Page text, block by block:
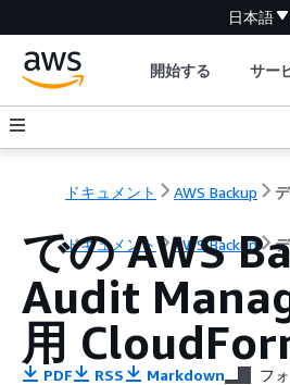
日本語
開始する サー
ドキュメント AWS Backup
ドキュメント AWS Backup
での AWS
Audit
用
PDF RSS Markdown フ